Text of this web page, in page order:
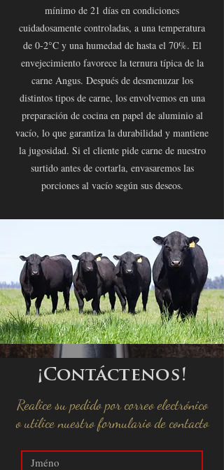
mínimo de 21 días en condiciones
cuidadosamente controladas, a una temperatura
de 0-2°C y una humedad de hasta el 70%. El
envejecimiento favorece la ternura típica de la
carne Angus. Después de desmenuzar los
distintos tipos de carne, los envolvemos en una
preparación de cocina en papel de aluminio al
vacío, lo que garantiza la durabilidad y mantiene
la jugosidad. Si el cliente pide carne de nuestro
surtido antes de cortarla, envasaremos las
porciones al vacío según sus deseos.
¡Contáctenos!
Realice su pedido por correo electrónico
o utilice nuestro formulario de contacto